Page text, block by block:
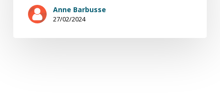
Anne Barbusse
27/02/2024